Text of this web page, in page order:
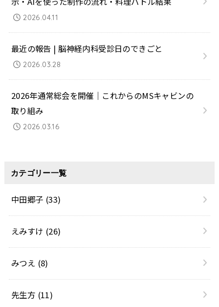
2026.04.11
最近の報告 | 脳神経内科受診日のできごと
2026.03.28
2026年通常総会を開催｜これからのMSキャビンの
取り組み
2026.03.16
カテゴリー一覧
中田郷子 (33)
えみすけ (26)
みつえ (8)
先生方 (11)